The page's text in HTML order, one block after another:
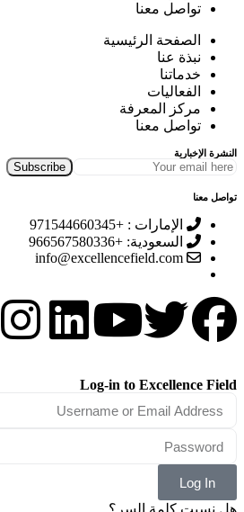
تواصل معنا
الصفحة الرئيسية
نبذة عنا
خدماتنا
الفعاليات
مركز المعرفة
تواصل معنا
النشرة الإخبارية
تواصل معنا
الإمارات : +971544660345
السعودية: +966567580336
info@excellencefield.com
Log-in to Excellence Field
Log In
هل نسيت كلمة السر؟